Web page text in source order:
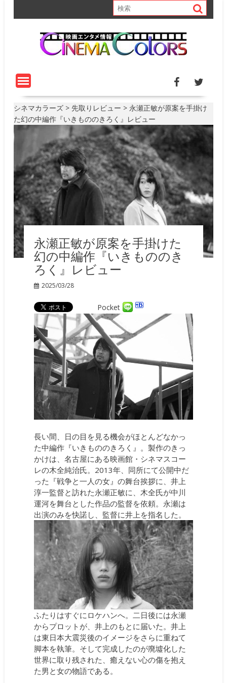
シネマカラーズ > 先取りレビュー > 永瀬正敏が原案を手掛け
た幻の中編作『いきもののきろく』レビュー
永瀬正敏が原案を手掛けた
幻の中編作『いきもののき
ろく』レビュー
2025/03/28
Pocket
長い間、日の目を見る機会がほとんどなかっ
た中編作『いきもののきろく』。製作のきっ
かけは、名古屋にある映画館・シネマスコー
レの木全純治氏。2013年、同所にて公開中だ
った『戦争と一人の女』の舞台挨拶に、井上
淳一監督と訪れた永瀬正敏に、木全氏が中川
運河を舞台とした作品の監督を依頼。永瀬は
出演のみを快諾し、監督に井上を指名した。
ふたりはすぐにロケハンへ。二日後には永瀬
からプロットが、井上のもとに届いた。井上
は東日本大震災後のイメージをさらに重ねて
脚本を執筆。そして完成したのが廃墟化した
世界に取り残された、癒えない心の傷を抱え
た男と女の物語である。